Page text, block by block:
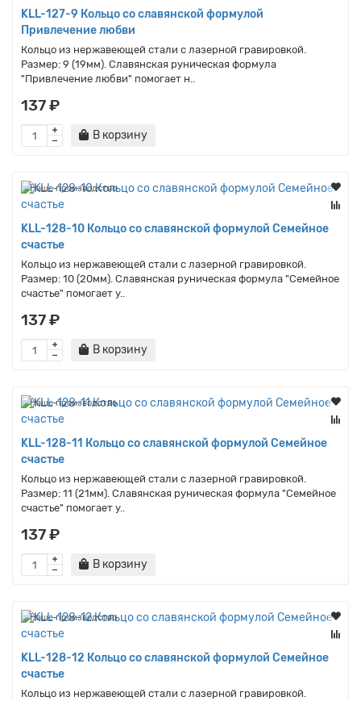
KLL-127-9 Кольцо со славянской формулой
Привлечение любви
Кольцо из нержавеющей стали с лазерной гравировкой.
Размер: 9 (19мм). Славянская руническая формула
"Привлечение любви" помогает н..
137 ₽
В корзину
Наше производство
KLL-128-10 Кольцо со славянской формулой Семейное
счастье
Кольцо из нержавеющей стали с лазерной гравировкой.
Размер: 10 (20мм). Славянская руническая формула "Семейное
счастье" помогает у..
137 ₽
В корзину
Наше производство
KLL-128-11 Кольцо со славянской формулой Семейное
счастье
Кольцо из нержавеющей стали с лазерной гравировкой.
Размер: 11 (21мм). Славянская руническая формула "Семейное
счастье" помогает у..
137 ₽
В корзину
Наше производство
KLL-128-12 Кольцо со славянской формулой Семейное
счастье
Кольцо из нержавеющей стали с лазерной гравировкой.